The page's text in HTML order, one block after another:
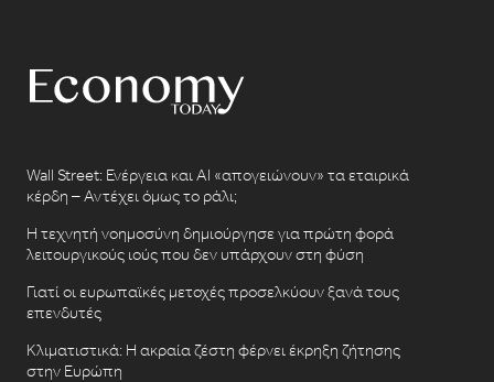
Wall Street: Ενέργεια και AI «απογειώνουν» τα εταιρικά
κέρδη – Αντέχει όμως το ράλι;
Η τεχνητή νοημοσύνη δημιούργησε για πρώτη φορά
λειτουργικούς ιούς που δεν υπάρχουν στη φύση
Γιατί οι ευρωπαϊκές μετοχές προσελκύουν ξανά τους
επενδυτές
Κλιματιστικά: Η ακραία ζέστη φέρνει έκρηξη ζήτησης
στην Ευρώπη